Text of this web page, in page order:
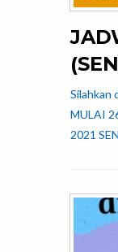
Silahkan
MULAI
2021